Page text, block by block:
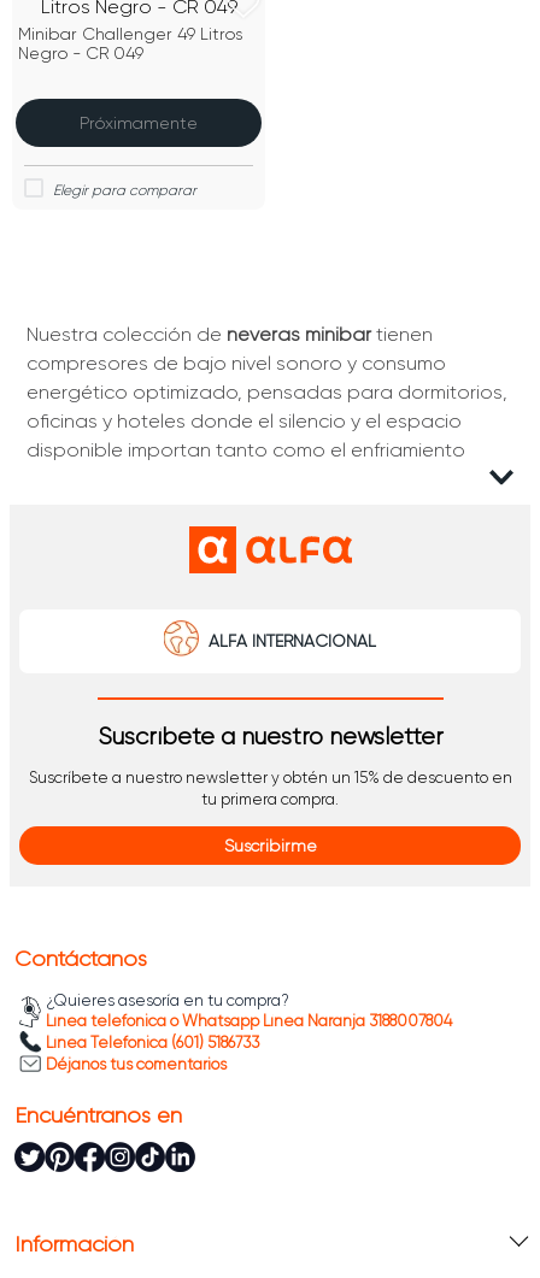
Minibar Challenger 49 Litros
Negro - CR 049
Próximamente
Nuestra colección de neveras minibartienen
compresores de bajo nivel sonoro y consumo
energético optimizado, pensadas para dormitorios,
oficinas y hoteles donde el silencio y el espacio
disponible importan tanto como el enfriamiento
Su formato compacto libera metros útiles y conserva
internos regulables y anaqueles en la puerta
organizan bebidas, aguas y snacks con acceso
frecuentes durante el día.
Fabricadas con recubrimientos resistentes a la
neveras minibar conservan el frescor con menor
tus bebidas y alimentos siempre a la mano. Gracias
práctica para espacios con dimensiones reducidas.
¡Cómpralas en Alfa!
ALFA INTERNACIONAL
Suscríbete a nuestro newsletter
Suscríbete a nuestro newsletter y obtén un 15% de descuento en
tu primera compra.
Suscribirme
Información
Contáctanos
¿Quieres asesoría en tu compra?
Línea telefónica o Whatsapp Línea Naranja 3188007804
Línea Telefónica (601) 5186733
Déjanos tus comentarios
Encuéntranos en